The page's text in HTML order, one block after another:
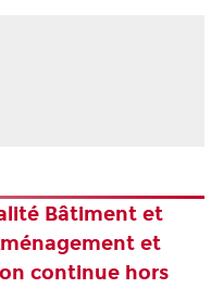
Bâtiment et
et
continue hors